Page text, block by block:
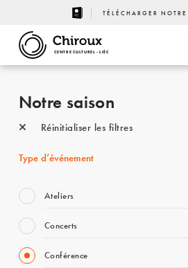
TÉLÉCHARGER NOTRE
CENTRE CULTUREL - LIÈGE
Notre saison
Réinitialiser les filtres
Type d’événement
Ateliers
Concerts
Conférence